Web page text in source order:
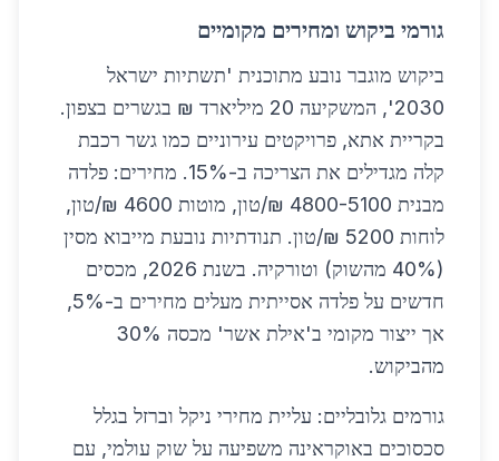
גורמי ביקוש ומחירים מקומיים
ביקוש מוגבר נובע מתוכנית 'תשתיות ישראל
2030', המשקיעה 20 מיליארד ₪ בגשרים בצפון.
בקריית אתא, פרויקטים עירוניים כמו גשר רכבת
קלה מגדילים את הצריכה ב-15%. מחירים: פלדה
מבנית 4800-5100 ₪/טון, מוטות 4600 ₪/טון,
לוחות 5200 ₪/טון. תנודתיות נובעת מייבוא מסין
(40% מהשוק) וטורקיה. בשנת 2026, מכסים
חדשים על פלדה אסייתית מעלים מחירים ב-5%,
אך ייצור מקומי ב'אילת אשר' מכסה 30%
מהביקוש.
גורמים גלובליים: עליית מחירי ניקל וברזל בגלל
סכסוכים באוקראינה משפיעה על שוק עולמי, עם